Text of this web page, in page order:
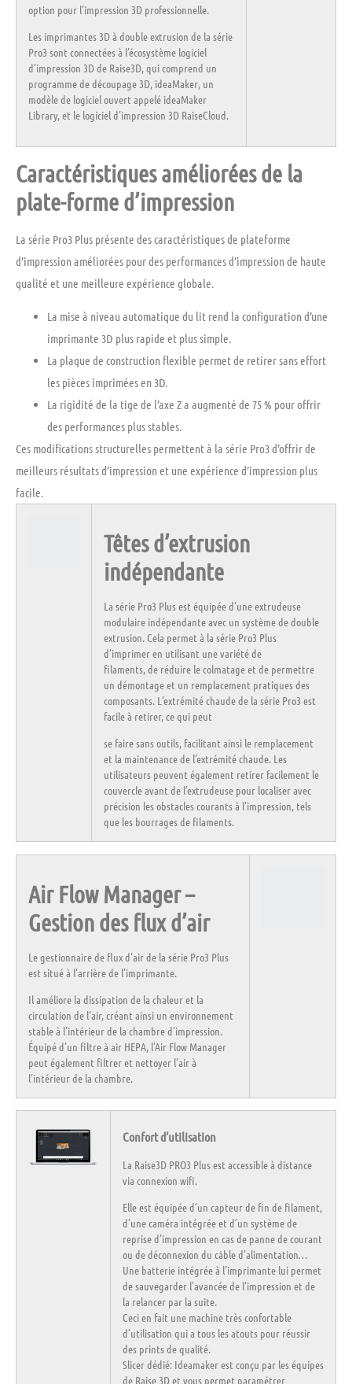
option pour l’impression 3D professionnelle.
Les imprimantes 3D à double extrusion de la série
Pro3 sont connectées à l’écosystème logiciel
d’impression 3D de Raise3D, qui comprend un
programme de découpage 3D, ideaMaker, un
modèle de logiciel ouvert appelé ideaMaker
Library, et le logiciel d’impression 3D RaiseCloud.
Caractéristiques améliorées de la
plate-forme d’impression
La série Pro3 Plus présente des caractéristiques de plateforme
d’impression améliorées pour des performances d’impression de haute
qualité et une meilleure expérience globale.
La mise à niveau automatique du lit rend la configuration d’une
imprimante 3D plus rapide et plus simple.
La plaque de construction flexible permet de retirer sans effort
les pièces imprimées en 3D.
La rigidité de la tige de l’axe Z a augmenté de 75 % pour offrir
des performances plus stables.
Ces modifications structurelles permettent à la série Pro3 d’offrir de
meilleurs résultats d’impression et une expérience d’impression plus
facile.
Têtes d’extrusion
indépendante
La série Pro3 Plus est équipée d’une extrudeuse
modulaire indépendante avec un système de double
extrusion. Cela permet à la série Pro3 Plus
d’imprimer en utilisant une variété de
filaments, de réduire le colmatage et de permettre
un démontage et un remplacement pratiques des
composants. L’extrémité chaude de la série Pro3 est
facile à retirer, ce qui peut
se faire sans outils, facilitant ainsi le remplacement
et la maintenancede l’extrémité chaude. Les
utilisateurs peuvent également retirer facilement le
couvercle avant de l’extrudeuse pour localiser avec
précision les obstacles courants à l’impression, tels
que les bourrages de filaments.
Air Flow Manager –
Gestion des flux d’air
Le gestionnaire de flux d’air de la série Pro3 Plus
est situé à l’arrière de l’imprimante.
Ilaméliore la dissipation de la chaleur et la
circulation de l’air,créant ainsi un environnement
stable à l’intérieur de la chambre d’impression.
Équipé d’un filtre à air HEPA, l’Air Flow Manager
peut également filtrer et nettoyer l’air à
l’intérieur de la chambre.
Confort d’utilisation
La Raise3D PRO3 Plusest accessible à distance
via connexion wifi.
Elleest équipée d’un capteur de fin de filament,
d’unecaméra intégréeet d’un système de
reprise d’impression en cas de panne de courant
ou de déconnexion du câble d’alimentation…
Une batterie intégrée à l’imprimante lui permet
de sauvegarder l’avancée de l’impression et de
la relancer par la suite.
Ceci en fait une machine très confortable
d’utilisation qui a tous les atouts pour réussir
des prints de qualité.
Slicer dédié: Ideamakerest conçu par les équipes
de Raise 3D et vous permet paramétrer